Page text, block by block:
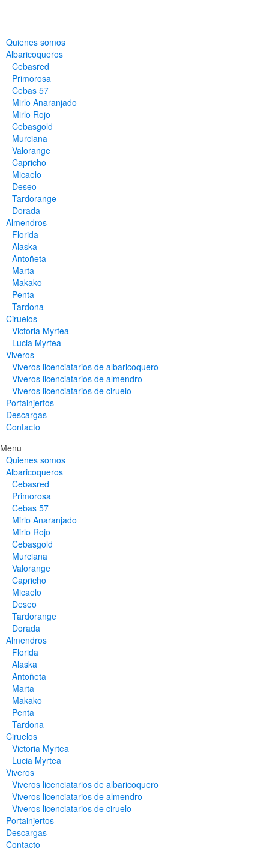
Quienes somos
Albaricoqueros
Cebasred
Primorosa
Cebas 57
Mirlo Anaranjado
Mirlo Rojo
Cebasgold
Murciana
Valorange
Capricho
Micaelo
Deseo
Tardorange
Dorada
Almendros
Florida
Alaska
Antoñeta
Marta
Makako
Penta
Tardona
Ciruelos
Victoria Myrtea
Lucia Myrtea
Viveros
Viveros licenciatarios de albaricoquero​
Viveros licenciatarios de almendro​
Viveros licenciatarios de ciruelo
Portainjertos
Descargas
Contacto
Menu
Quienes somos
Albaricoqueros
Cebasred
Primorosa
Cebas 57
Mirlo Anaranjado
Mirlo Rojo
Cebasgold
Murciana
Valorange
Capricho
Micaelo
Deseo
Tardorange
Dorada
Almendros
Florida
Alaska
Antoñeta
Marta
Makako
Penta
Tardona
Ciruelos
Victoria Myrtea
Lucia Myrtea
Viveros
Viveros licenciatarios de albaricoquero​
Viveros licenciatarios de almendro​
Viveros licenciatarios de ciruelo
Portainjertos
Descargas
Contacto